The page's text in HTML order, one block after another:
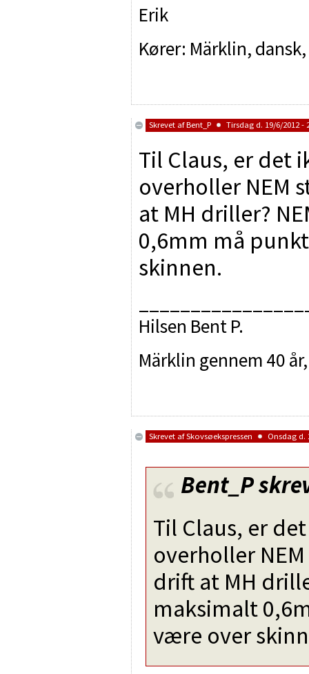
Erik
Kører: Märklin,
Skrevet afBent_P Tirsdag d. 19/6/2012 -
Til Claus, er det
overholler NEM
at MH driller?
0,6mm må
skinnen.
Hilsen Bent P.
Märklin gennem 40
Skrevet afSkovsøekspressen Onsdag d.
Bent_P
Til Claus, er
overholler
drift at MH
maksimalt
være over